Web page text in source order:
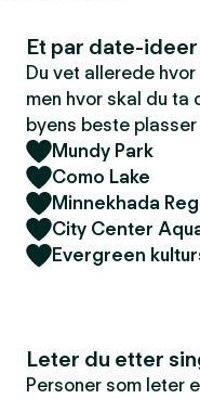
Et par date-
Du vet allerede
men hvor skal du ta
byens beste
Mundy Park
Como Lake
Minnekhada
City Center
Evergreen
Leter du etter
Personer som leter